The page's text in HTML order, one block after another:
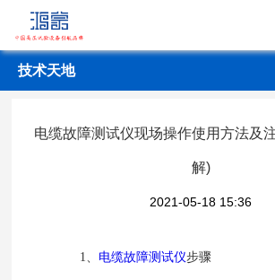
技术天地
实操视频
电缆故障测试仪现场操作使用方法及
解)
2021-05-18 15:36
1、 电缆故障测试仪步骤